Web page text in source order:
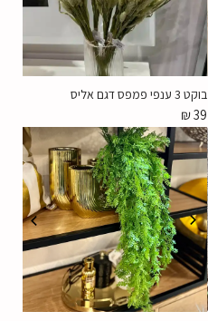
בוקט 3 ענפי פמפס דגם אליס
₪39